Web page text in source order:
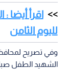
اقرأ أيضا
لليوم الثامن
وفي تصريح
الشهيد الطفل